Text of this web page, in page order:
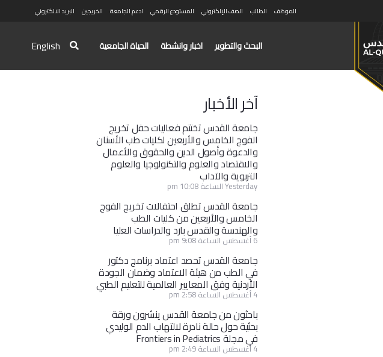
الموظف الطالب الصف الإلكتروني المستودع الرقمي ادعم الجامعة الخريجين البريد الالكتروني
البحث والتطوير اخبار وانشطة الحياة الجامعية English
آخر الأخبار
جامعة القدس تختتم فعاليات حفل تخريج
الفوج الخامس والأربعين لكليات طب الأسنان
والدعوة وأصول الدين والحقوق والأعمال
والاقتصاد والعلوم والتكنولوجيا والعلوم
التربوية والآداب
Yesterday الساعة 10:08 pm
جامعة القدس تطلق احتفالات تخريج الفوج
الخامس والأربعين من كليات الطب
والهندسة والقدس بارد والدراسات العليا
6 أغسطس الساعة 9:08 pm
جامعة القدس تحصد اعتماد برنامج دكتور
في الطب من هيئة الاعتماد وضمان الجودة
الأردنية وفق المعايير العالمية للتعليم الطبي
4 أغسطس الساعة 2:58 pm
باحثون من جامعة القدس ينشرون ورقة
بحثية حول حالة نادرة لالتهاب الدم الوليدي
في مجلة Frontiers in Pediatrics
4 أغسطس الساعة 2:49 pm